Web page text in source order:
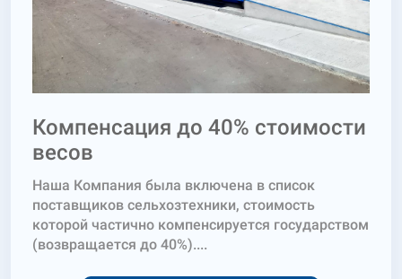
Компенсация до 40% стоимости
весов
Наша Компания была включена в список
поставщиков сельхозтехники, стоимость
которой частично компенсируется государством
(возвращается до 40%)....